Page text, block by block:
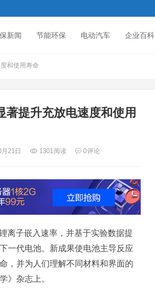
新闻 节能环保 电动汽车 企业百科
和使用寿命
提升充放电速度和使用
21日 1301阅读 0评论
离子嵌入速率，并基于实验数据提
一代电池。新成果使电池主导反应
，并为人们理解不同材料和界面的
》杂志上。